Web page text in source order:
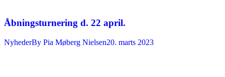
Åbningsturnering d. 22 april.
NyhederBy Pia Møberg Nielsen20. marts 2023